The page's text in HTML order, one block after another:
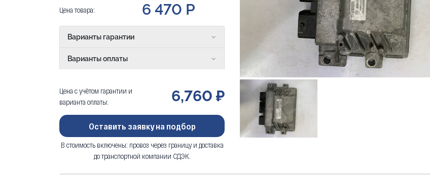
Цена товара: 6 470 Р
Варианты гарантии
Варианты оплаты
Цена с учётом гарантии и
варианта оплаты:
6,760 ₽
Оставить заявку на подбор
В стоимость включены: провоз через границу и доставка
до транспортной компании СДЭК.